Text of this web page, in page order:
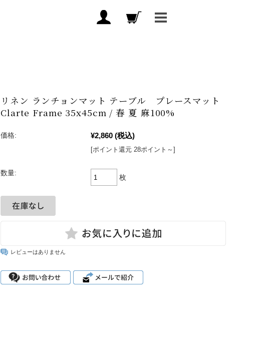
リネン ランチョンマット テーブル プレースマット
Clarte Frame 35x45cm / 春 夏 麻100%
価格: ¥2,860 (税込)
[ポイント還元 28ポイント～]
数量:
枚
レビューはありません